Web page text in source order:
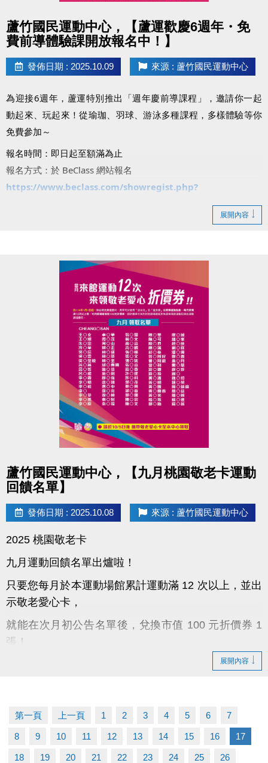
蘆竹國民運動中心，【蘆運歡慶6週年・免
費前導體驗課開放報名中！】
發佈日期 : 2025.10.09 來源 : 蘆竹國民運動中心
為迎接6週年，蘆運特別推出「週年慶前導課程」，邀請你一起
動起來、玩起來！從瑜珈、羽球、游泳多種課程，多樣體驗等你
免費參加～
報名時間：即日起至額滿為止
報名方式：於 BeClass 網站報名
https://www.beclass.com/showregist.php?
regist_id=MzA1MDE3YzY4ZTBkNzJmNzdhNzU6U2hvd0Zv
・*號課程請自備瑜珈墊。
・羽球課請自備球拍，游泳課需穿著泳裝並攜帶泳具。
・兒童課程限7歲以上，一般課程限15歲以上。
・每人限報三堂課。
報名即享好禮：課程當日可領取【悅氏瓶裝水乙罐】！
注意事項：若報名後未請假缺席達2次，將暫停後續體驗課報名
動起來迎接6週年，一起體驗運動的快樂吧！
展開內容
蘆竹國民運動中心，【九月桃園敬老卡運動
回饋名單】
發佈日期 : 2025.10.08 來源 : 蘆竹國民運動中心
2025 桃園敬老卡
九月運動回饋名單出爐啦！
只要您每月於本運動場館累計運動滿 12 次以上，並出
示敬老愛心卡，
就能在次月初公告名單後，兌換市值 100 元折價券 1
張！
/不可代領
運動不僅讓身體更健康，我們還加碼回饋給您～
健康加分、回饋加分、快樂也加分
展開內容
第一頁 上一頁 1 2 3 4 5 6 7
8 9 10 11 12 13 14 15 16 17
18 19 20 21 22 23 24 25 26